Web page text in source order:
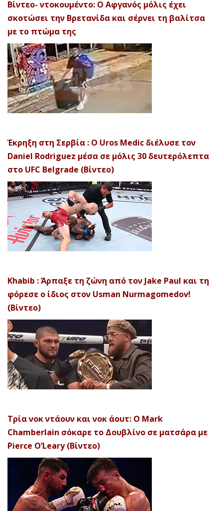
Βίντεο- ντοκουμέντο: Ο Αφγανός μόλις έχει
σκοτώσει την Βρετανίδα και σέρνει τη βαλίτσα
με το πτώμα της
Έκρηξη στη Σερβία : Ο Uros Medic διέλυσε τον
Daniel Rodriguez μέσα σε μόλις 30 δευτερόλεπτα
στο UFC Belgrade (Βίντεο)
Khabib : Άρπαξε τη ζώνη από τον Jake Paul και τη
φόρεσε ο ίδιος στον Usman Nurmagomedov!
(Βίντεο)
Τρία νοκ ντάουν και νοκ άουτ: Ο Mark
Chamberlain σόκαρε το Δουβλίνο σε ματσάρα με
Pierce O’Leary (Βίντεο)